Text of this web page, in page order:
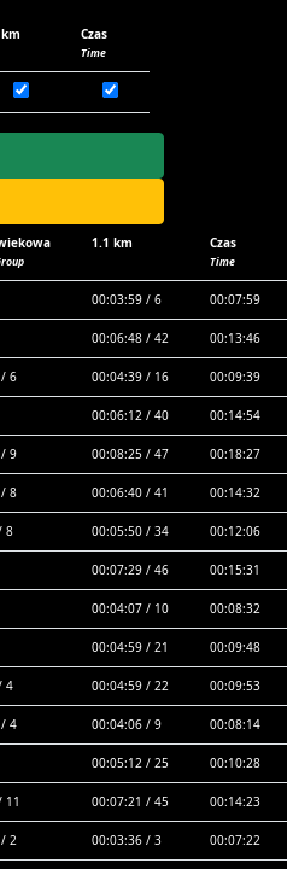
Czas
Time
1.1 km Czas
Time
00:03:59 / 6 00:07:59
00:06:48 / 42 00:13:46
6 00:04:39 / 16 00:09:39
00:06:12 / 40 00:14:54
9 00:08:25 / 47 00:18:27
8 00:06:40 / 41 00:14:32
8 00:05:50 / 34 00:12:06
00:07:29 / 46 00:15:31
00:04:07 / 10 00:08:32
00:04:59 / 21 00:09:48
4 00:04:59 / 22 00:09:53
4 00:04:06 / 9 00:08:14
00:05:12 / 25 00:10:28
11 00:07:21 / 45 00:14:23
2 00:03:36 / 3 00:07:22